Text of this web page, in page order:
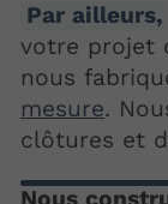
Par ailleurs,
votre projet
nous
mesure.
clôtures et
Nous